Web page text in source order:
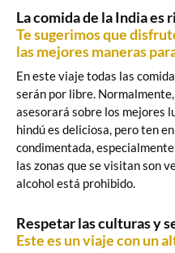
La comida de la India
Te sugerimos que
las mejores maneras
En este viaje todas las
serán por libre.
asesorará sobre los mejores
hindú es deliciosa, pero ten
condimentada,
las zonas que se visitan son
alcohol está prohibido.
Respetar las culturas y
Este es un viaje con un